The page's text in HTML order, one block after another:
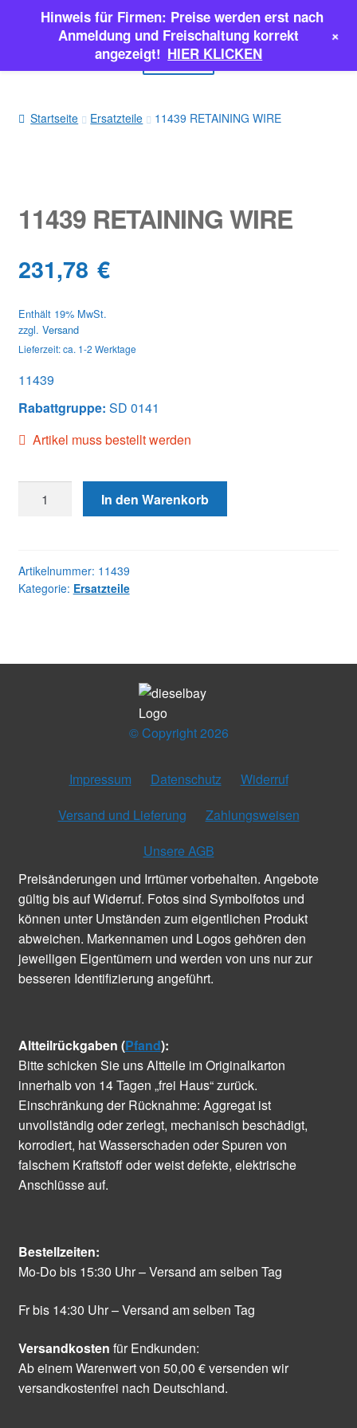
springen
springen
Menü
SALE
Classic Parts
Startseite Ersatzteile 11439 RETAINING WIRE
11439 RETAINING WIRE
231,78 €
Enthält 19% MwSt.
zzgl. Versand
Lieferzeit: ca. 1-2 Werktage
11439
Rabattgruppe: SD 0141
Artikel muss bestellt werden
RETAINING
In den Warenkorb
Artikelnummer: 11439
Kategorie: Ersatzteile
© Copyright 2026
Impressum Datenschutz
Widerruf
Versand und Lieferung
Zahlungsweisen
Unsere AGB
Preisänderungen und Irrtümer vorbehalten. Angebote
gültig bis auf Widerruf. Fotos sind Symbolfotos und
können unter Umständen zum eigentlichen Produkt
abweichen. Markennamen und Logos gehören den
jeweiligen Eigentümern und werden von uns nur zur
besseren Identifizierung angeführt.
Altteilrückgaben (Pfand):
Bitte schicken Sie uns Altteile im Originalkarton
innerhalb von 14 Tagen „frei Haus“ zurück.
Einschränkung der Rücknahme: Aggregat ist
unvollständig oder zerlegt, mechanisch beschädigt,
korrodiert, hat Wasserschaden oder Spuren von
falschem Kraftstoff oder weist defekte, elektrische
Anschlüsse auf.
Bestellzeiten:
Mo-Do bis 15:30 Uhr – Versand am selben Tag
Fr bis 14:30 Uhr – Versand am selben Tag
Versandkosten für Endkunden:
Ab einem Warenwert von 50,00 € versenden wir
versandkostenfrei nach Deutschland.
Hinweis für Firmen: Preise werden erst nach
Anmeldung und Freischaltung korrekt
angezeigt! HIER KLICKEN
+